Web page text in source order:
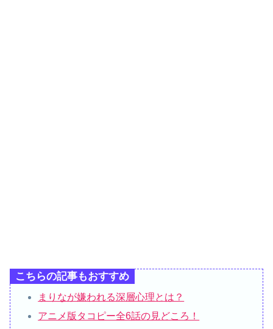
こちらの記事もおすすめ
まりなが嫌われる深層心理とは？
アニメ版タコピー全6話の見どころ！